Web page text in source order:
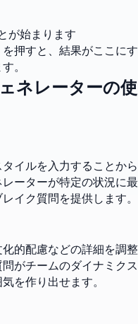
が始まります
押すと、結果がここにす
。
ネレーターの使
イルを入力することから
ーターが特定の状況に最
イク質問を提供します。
的配慮などの詳細を調整
がチームのダイナミクス
を作り出せます。